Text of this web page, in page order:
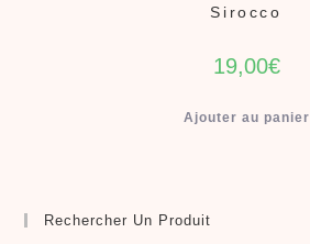
Sirocco
19,00€
Ajouter au panier
Rechercher Un Produit